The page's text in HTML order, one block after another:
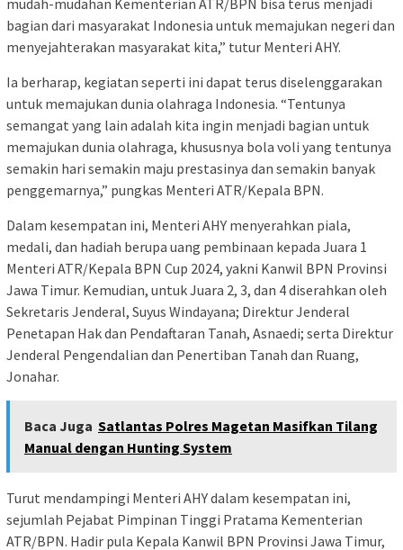
bagian dari masyarakat Indonesia untuk memajukan negeri dan
menyejahterakan masyarakat kita,” tutur Menteri AHY.
Ia berharap, kegiatan seperti ini dapat terus diselenggarakan
untuk memajukan dunia olahraga Indonesia. “Tentunya
semangat yang lain adalah kita ingin menjadi bagian untuk
memajukan dunia olahraga, khususnya bola voli yang tentunya
semakin hari semakin maju prestasinya dan semakin banyak
penggemarnya,” pungkas Menteri ATR/Kepala BPN.
Dalam kesempatan ini, Menteri AHY menyerahkan piala,
medali, dan hadiah berupa uang pembinaan kepada Juara 1
Menteri ATR/Kepala BPN Cup 2024, yakni Kanwil BPN Provinsi
Jawa Timur. Kemudian, untuk Juara 2, 3, dan 4 diserahkan oleh
Sekretaris Jenderal, Suyus Windayana; Direktur Jenderal
Penetapan Hak dan Pendaftaran Tanah, Asnaedi; serta Direktur
Jenderal Pengendalian dan Penertiban Tanah dan Ruang,
Jonahar.
Baca Juga Satlantas Polres Magetan Masifkan Tilang
Manual dengan Hunting System
Turut mendampingi Menteri AHY dalam kesempatan ini,
sejumlah Pejabat Pimpinan Tinggi Pratama Kementerian
ATR/BPN. Hadir pula Kepala Kanwil BPN Provinsi Jawa Timur,